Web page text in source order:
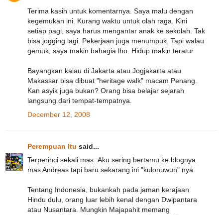
Terima kasih untuk komentarnya. Saya malu dengan
kegemukan ini. Kurang waktu untuk olah raga. Kini
setiap pagi, saya harus mengantar anak ke sekolah. Tak
bisa jogging lagi. Pekerjaan juga menumpuk. Tapi walau
gemuk, saya makin bahagia lho. Hidup makin teratur.
Bayangkan kalau di Jakarta atau Jogjakarta atau
Makassar bisa dibuat "heritage walk" macam Penang.
Kan asyik juga bukan? Orang bisa belajar sejarah
langsung dari tempat-tempatnya.
December 12, 2008
Perempuan Itu said...
Terperinci sekali mas..Aku sering bertamu ke blognya
mas Andreas tapi baru sekarang ini "kulonuwun" nya.
Tentang Indonesia, bukankah pada jaman kerajaan
Hindu dulu, orang luar lebih kenal dengan Dwipantara
atau Nusantara. Mungkin Majapahit memang